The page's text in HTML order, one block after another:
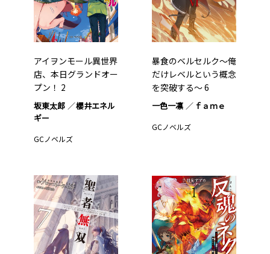
アイヲンモール異世界
店、本日グランドオー
プン！ 2
坂東太郎
櫻井エネル
ギー
GCノベルズ
暴食のベルセルク～俺
だけレベルという概念
を突破する～ 6
一色一凛 ｆａｍｅ
GCノベルズ